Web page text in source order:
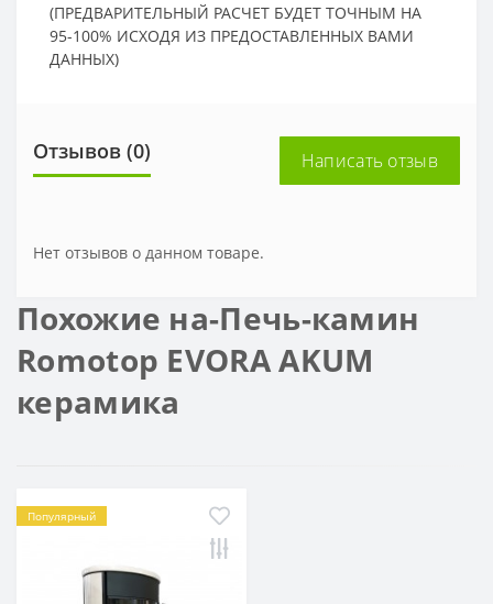
(ПРЕДВАРИТЕЛЬНЫЙ РАСЧЕТ БУДЕТ ТОЧНЫМ НА
95-100% ИСХОДЯ ИЗ ПРЕДОСТАВЛЕННЫХ ВАМИ
ДАННЫХ)
Отзывов (0) Написать отзыв
Нет отзывов о данном товаре.
Похожие на-Печь-камин
Romotop EVORA AKUM
керамика
Популярный